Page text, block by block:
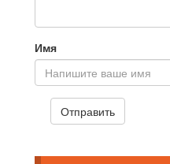
Имя